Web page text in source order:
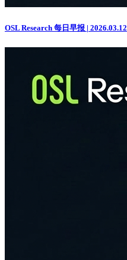
OSL Research 每日早报 | 2026.03.12